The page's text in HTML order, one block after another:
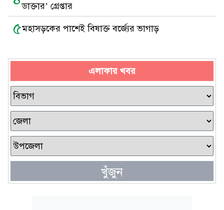
ডাক্তার’ গ্রেপ্তার
৫মহাসড়কের পাশেই বিষাক্ত বর্জ্যের ভাগাড়
এলাকার খবর
খুঁজুন